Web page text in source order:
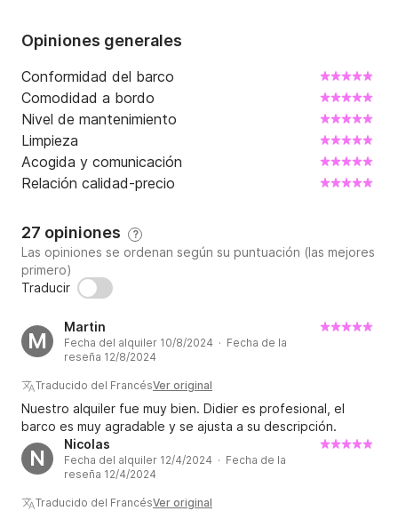
La salida es desde Havre de Rothéneuf y se puede
navegar a lo largo de la costa.
Para cualquier solicitud de información adicional,
puedes enviarme un mensaje.
Salidas inolvidables garantizadas...
Nos vemos pronto en el agua.
Didier
Opiniones generales
Conformidad del barco
Comodidad a bordo
Nivel de mantenimiento
Limpieza
Acogida y comunicación
Relación calidad-precio
27 opiniones ?
Las opiniones se ordenan según su puntuación (las mejores
primero)
Traducir
M
Martin
Fecha del alquiler 10/8/2024 · Fecha de la
reseña 12/8/2024
Traducido del FrancésVer original
Nuestro alquiler fue muy bien. Didier es profesional, el
barco es muy agradable y se ajusta a su descripción.
N
Nicolas
Fecha del alquiler 12/4/2024 · Fecha de la
reseña 12/4/2024
Traducido del FrancésVer original